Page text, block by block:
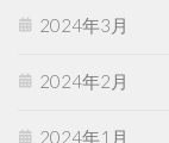
2024年3月
2024年2月
2024年1月